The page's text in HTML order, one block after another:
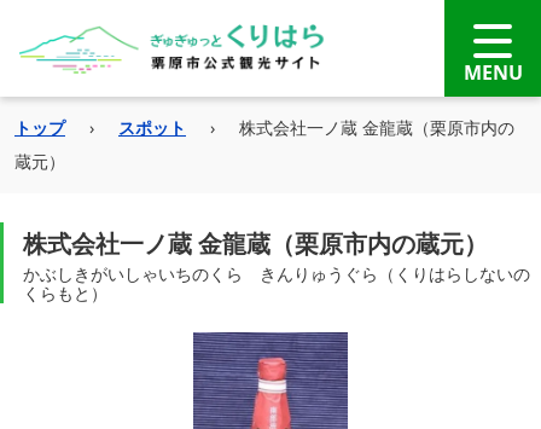
トップ › スポット ›
株式会社一ノ蔵 金龍蔵（栗原市内の
蔵元）
株式会社一ノ蔵 金龍蔵（栗原市内の蔵元）
かぶしきがいしゃいちのくら きんりゅうぐら（くりはらしないの
くらもと）